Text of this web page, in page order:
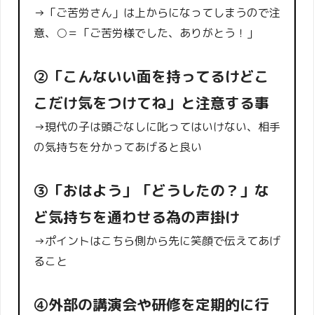
→「ご苦労さん」は上からになってしまうので注
意、○＝「ご苦労様でした、ありがとう！」
②「こんないい面を持ってるけどこ
こだけ気をつけてね」と注意する事
→現代の子は頭ごなしに叱ってはいけない、相手
の気持ちを分かってあげると良い
③「おはよう」「どうしたの？」な
ど気持ちを通わせる為の声掛け
→ポイントはこちら側から先に笑顔で伝えてあげ
ること
④外部の講演会や研修を定期的に行